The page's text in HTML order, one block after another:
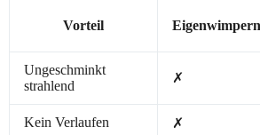
Vorteil Eigenwimpern
Ungeschminkt
strahlend
✗
Kein Verlaufen ✗